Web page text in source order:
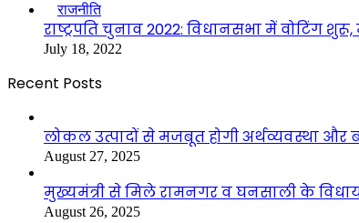
राजनीति
राष्ट्रपति चुनाव 2022: विधानसभा में वोटिंग
July 18, 2022
Recent Posts
लोकल उत्पादों से मजबूत होगी अर्थव्यवस्था और
August 27, 2025
मुख्यमंत्री से मिले रामनगर व घनसाली के
August 26, 2025